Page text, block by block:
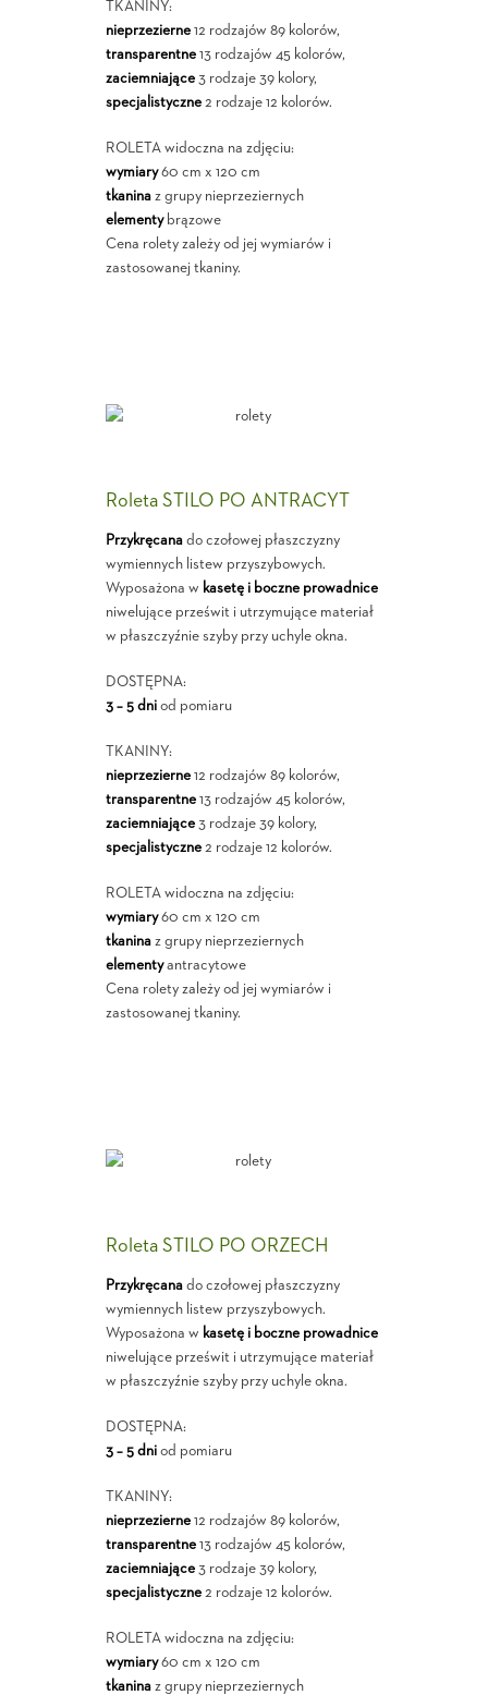
TKANINY:
nieprzezierne12 rodzajów 89 kolorów,
transparentne13 rodzajów 45 kolorów,
zaciemniające3 rodzaje 39 kolory,
specjalistyczne2 rodzaje 12 kolorów.
ROLETA widoczna na zdjęciu:
wymiary60 cm x 120 cm
tkaninaz grupy nieprzeziernych
elementybrązowe
Cena rolety zależy od jej wymiarów i
zastosowanej tkaniny.
Roleta STILO PO ANTRACYT
Przykręcanado czołowej płaszczyzny
wymiennych listew przyszybowych.
Wyposażona w kasetę i boczne prowadnice
niwelujące prześwit i utrzymujące materiał
w płaszczyźnie szyby przy uchyle okna.
DOSTĘPNA:
3 – 5 dniod pomiaru
TKANINY:
nieprzezierne12 rodzajów 89 kolorów,
transparentne13 rodzajów 45 kolorów,
zaciemniające3 rodzaje 39 kolory,
specjalistyczne2 rodzaje 12 kolorów.
ROLETA widoczna na zdjęciu:
wymiary60 cm x 120 cm
tkaninaz grupy nieprzeziernych
elementyantracytowe
Cena rolety zależy od jej wymiarów i
zastosowanej tkaniny.
Roleta STILO PO ORZECH
Przykręcanado czołowej płaszczyzny
wymiennych listew przyszybowych.
Wyposażona w kasetę i boczne prowadnice
niwelujące prześwit i utrzymujące materiał
w płaszczyźnie szyby przy uchyle okna.
DOSTĘPNA:
3 – 5 dniod pomiaru
TKANINY:
nieprzezierne12 rodzajów 89 kolorów,
transparentne13 rodzajów 45 kolorów,
zaciemniające3 rodzaje 39 kolory,
specjalistyczne2 rodzaje 12 kolorów.
ROLETA widoczna na zdjęciu:
wymiary60 cm x 120 cm
tkaninaz grupy nieprzeziernych